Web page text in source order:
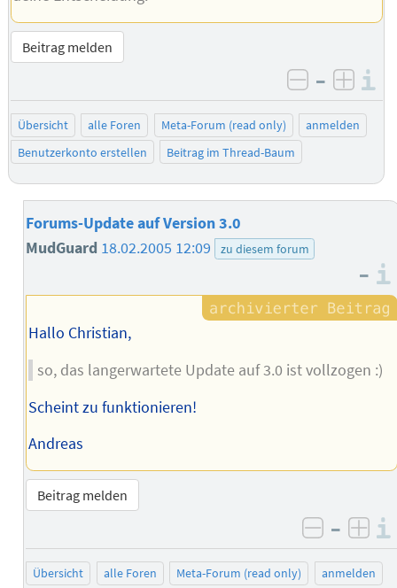
Beitrag melden
negativ
–
Übersicht alle Foren Meta-Forum (read only)
anmelden
Benutzerkonto erstellen
Beitrag im Thread-Baum
Forums-Update auf Version 3.0
MudGuard 18.02.2005 12:09 zu diesem forum
–
Hallo Christian,
so, das langerwartete Update auf 3.0 ist vollzogen :)
Scheint zu funktionieren!
Andreas
Beitrag melden
negativ
–
Übersicht alle Foren Meta-Forum (read only) anmelden